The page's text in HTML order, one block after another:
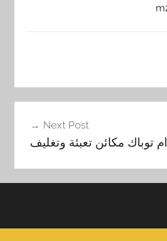
Next Post
‏ ام توباك مكائن تعبئة وتغليف